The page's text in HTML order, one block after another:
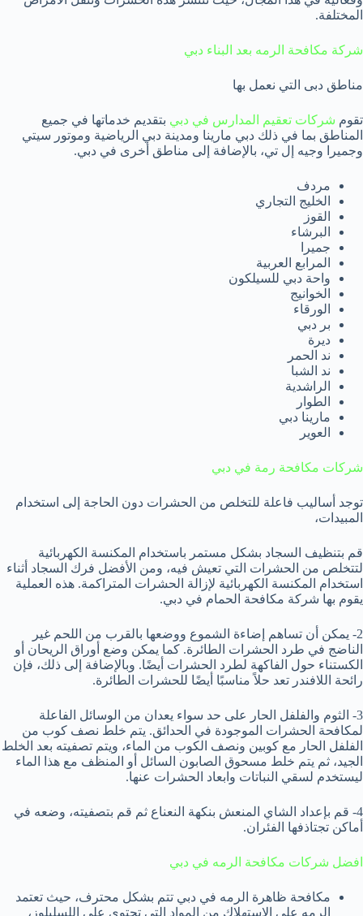
المختلفة.
شركة مكافحة الرمه بعد البناء دبي
مناطق دبى التي نعمل بها
تقوم شركات تعقيم المدارس في دبي بتقديم خدماتها في جميع
المناطق بما في ذلك دبي مارينا ومدينة دبي الرياضية وموتور سيتي
وجميرا وجيه إل تي، بالإضافة إلى مناطق أخرى في دبي.
مردف
الخليج التجاري
القوز
البرشاء
جميرا
المرابع العربية
واحة دبي للسيلكون
الخوانيج
الورقاء
بر دبي
ديرة
ند الحمر
ند الشبا
الراشدية
الطوار
مارينا دبي
العوير
شركات مكافحة رمة في دبي
توجد أساليب فاعلة للتخلص من الحشرات دون الحاجة إلى استخدام
المبيدات،
قم بتنظيف السجاد بشكل مستمر باستخدام المكنسة الكهربائية
لتتخلص من الحشرات التي تعيش فيه، ومن الأفضل فرك السجاد أثناء
استخدام المكنسة الكهربائية لإزالة الحشرات المتراكمة. هذه العملية
يقوم بها شركة مكافحة الحمام في دبي.
2- يمكن أن تساهم إضاءة الشموع ووضعها بالقرب من اللحم غير
الناضج في طرد الحشرات الطائرة. كما يمكن وضع أوراق الريحان أو
الكستناء حول الفاكهة لطرد الحشرات أيضًا. وبالإضافة إلى ذلك، فإن
رائحة اللافندر تعد حلاً مناسبًا أيضًا للحشرات الطائرة.
3- الثوم والفلفل الحار على حد سواء يعدان من الوسائل الفاعلة
لمكافحة الحشرات الموجودة في الحدائق. يتم خلط نصف كوب من
الفلفل الحار مع كوبين ونصف الكوب من الماء، ويتم تصفيته بعد الخلط
الجيد، ثم يتم خلط مسحوق الصابون السائل أو المنظف مع هذا الماء
ليستخدم لسقي النباتات وابعاد الحشرات عنها.
4- قم بإعداد الشاي المنعش بنكهة النعناع ثم قم بتصفيته، وضعه في
أماكن تجتاذفها الفئران.
افضل شركات مكافحة الرمه في دبي
مكافحة ظاهرة الرمه في دبي تتم بشكل محترف، حيث تعتمد
الرمه على الاستهلاك من المواد التي تحتوي على اللسليلوز،